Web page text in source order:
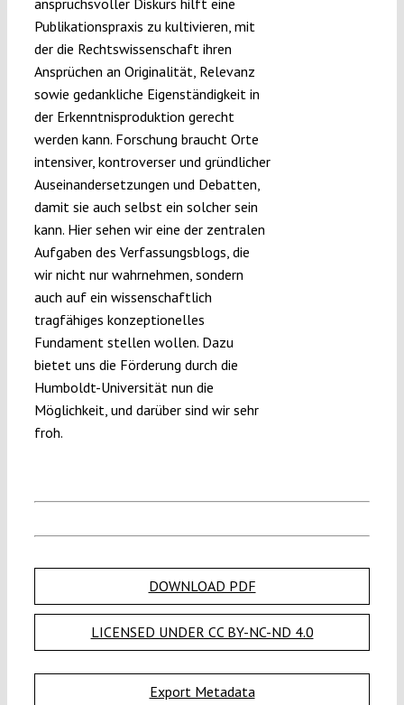
Publikationspraxis zu kultivieren, mit
der die Rechtswissenschaft ihren
Ansprüchen an Originalität, Relevanz
sowie gedankliche Eigenständigkeit in
der Erkenntnisproduktion gerecht
werden kann. Forschung braucht Orte
intensiver, kontroverser und gründlicher
Auseinandersetzungen und Debatten,
damit sie auch selbst ein solcher sein
kann. Hier sehen wir eine der zentralen
Aufgaben des Verfassungsblogs, die
wir nicht nur wahrnehmen, sondern
auch auf ein wissenschaftlich
tragfähiges konzeptionelles
Fundament stellen wollen. Dazu
bietet uns die Förderung durch die
Humboldt-Universität nun die
Möglichkeit, und darüber sind wir sehr
froh.
DOWNLOAD PDF
LICENSED UNDER CC BY-NC-ND 4.0
Export Metadata